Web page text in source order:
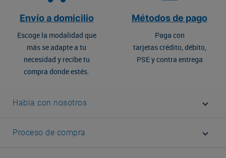
Envío a domicilio
Escoge la modalidad que
más se adapte a tu
necesidad y recibe tu
compra donde estés.
Métodos de pago
Paga con
tarjetas crédito, débito,
PSE y contra entrega
Habla con nosotros
Proceso de compra